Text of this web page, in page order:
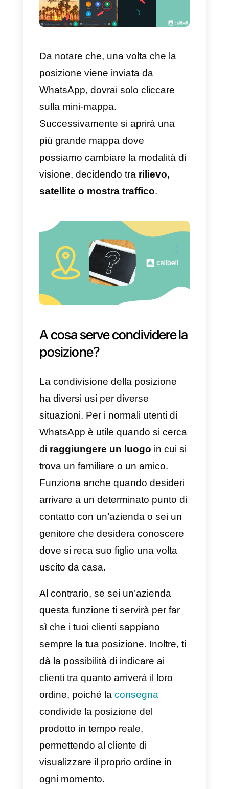
condividere l’ultima posizione
è stata creata per coloro che non
desiderano che un altro utente
veda costantemente la propria
posizione. In questa, l’intero
processo è uguale a quello
descritto precedentemente;
tuttavia, quando clicchiamo per
verrà mandata automaticamente
senza bisogno di confermare
nulla.
Da notare che, una volta che la
posizione viene inviata da
WhatsApp, dovrai solo cliccare
sulla mini-mappa.
Successivamente si aprirà una
più grande mappa dove
possiamo cambiare la modalità di
satellite o mostra traffico
A cosa serve condividere